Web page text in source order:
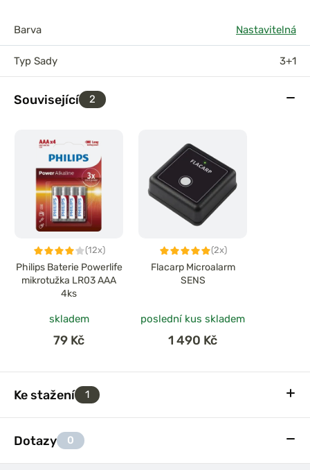
Barva Nastavitelná
Typ Sady 3+1
Související 2
(12x)
Philips Baterie Powerlife
mikrotužka LR03 AAA
4ks
skladem
79 Kč
(2x)
Flacarp Microalarm
SENS
poslední kus skladem
1 490 Kč
Ke stažení 1
Dotazy 0